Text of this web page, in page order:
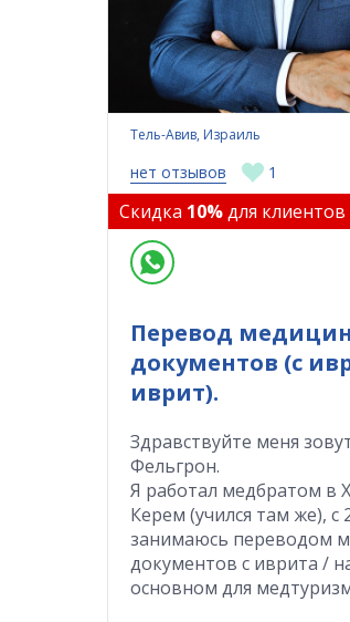
Перевод
документов (с
иврит).
Здравствуйте меня
Фельгрон.
Я работал медбратом в
Керем (учился там же), с
занимаюсь переводом
документов с иврита /
основном для
Тель-Авив, Израиль
нет отзывов 1
Скидка 10%для клиентов